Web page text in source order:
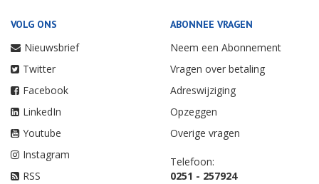
VOLG ONS
Nieuwsbrief
Twitter
Facebook
LinkedIn
Youtube
Instagram
RSS
ABONNEE VRAGEN
Neem een Abonnement
Vragen over betaling
Adreswijziging
Opzeggen
Overige vragen
Telefoon:
0251 - 257924